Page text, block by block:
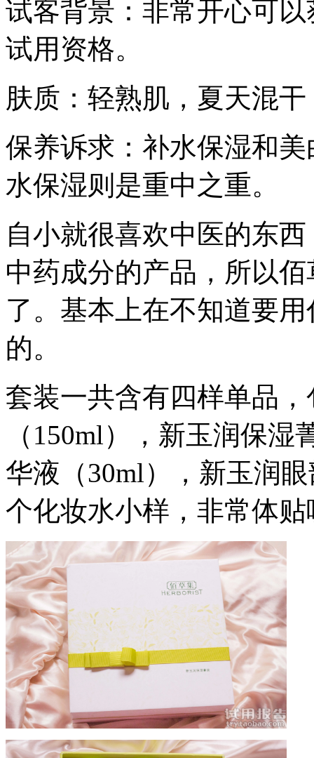
试客背景：非常开心可
试用资格。
肤质：轻熟肌，夏天混
保养诉求：补水保湿和
水保湿则是重中之重。
自小就很喜欢中医的东
中药成分的产品，所以
了。基本上在不知道要
的。
套装一共含有四样单品
（150ml），新玉润保
华液（30ml），新玉润
个化妆水小样，非常体贴